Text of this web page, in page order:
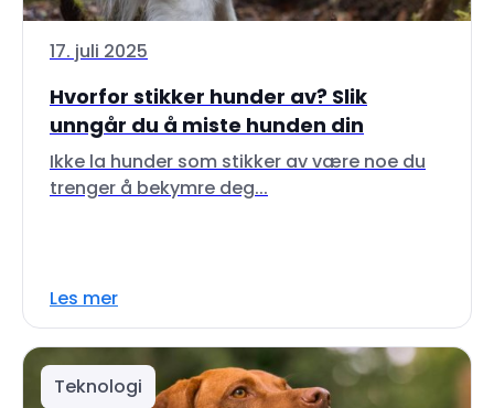
17. juli 2025
Hvorfor stikker hunder av? Slik
unngår du å miste hunden din
Ikke la hunder som stikker av være noe du
trenger å bekymre deg...
Les mer
Teknologi